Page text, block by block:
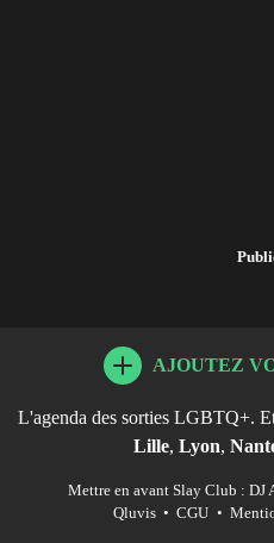
AJOUTEZ
L'agenda des sorties LGBTQ+.
Lille, Lyon,
Mettre en avant Slay Club : DJ
Qluvis • CGU •